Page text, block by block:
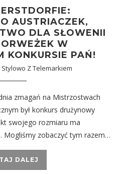
AUSTRIACZEK,
DLA SŁOWENII
W
KONKURSIE PAŃ!
Stylowo Z Telemarkiem
zmagań na Mistrzostwach
był konkurs drużynowy
swojego rozmiaru ma
Mogliśmy zobaczyć tym razem…
DALEJ